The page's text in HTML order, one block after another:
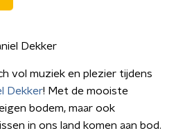
Dekker
vol muziek en plezier tijdens
Dekker! Met de mooiste
bodem, maar ook
in ons land komen aan bod.